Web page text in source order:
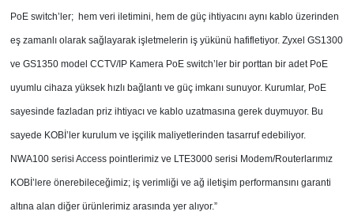
PoE switch’ler; hem veri iletimini, hem de güç ihtiyacını aynı kablo üzerinden
eş zamanlı olarak sağlayarak işletmelerin iş yükünü hafifletiyor. Zyxel GS1300
ve GS1350 model CCTV/IP Kamera PoE switch’ler bir porttan bir adet PoE
uyumlu cihaza yüksek hızlı bağlantı ve güç imkanı sunuyor. Kurumlar, PoE
sayesinde fazladan priz ihtiyacı ve kablo uzatmasına gerek duymuyor. Bu
sayede KOBİ’ler kurulum ve işçilik maliyetlerinden tasarruf edebiliyor.
NWA100 serisi Access pointlerimiz ve LTE3000 serisi Modem/Routerlarımız
KOBİ’lere önerebileceğimiz; iş verimliği ve ağ iletişim performansını garanti
altına alan diğer ürünlerimiz arasında yer alıyor.”